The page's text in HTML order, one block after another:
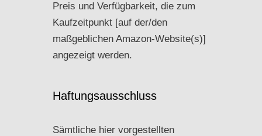
Preis und Verfügbarkeit, die zum
Kaufzeitpunkt [auf der/den
maßgeblichen Amazon-Website(s)]
angezeigt werden.
Haftungsausschluss
Sämtliche hier vorgestellten